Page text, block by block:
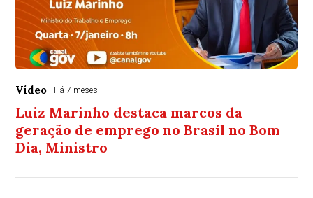
Vídeo Há 7 meses
Luiz Marinho destaca marcos da
geração de emprego no Brasil no Bom
Dia, Ministro